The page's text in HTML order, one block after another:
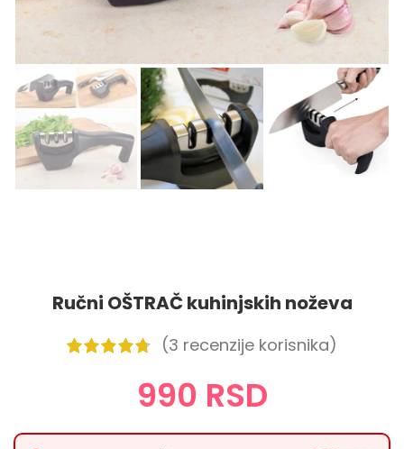
Ručni OŠTRAČ kuhinjskih noževa
(3 recenzije korisnika)
990 RSD